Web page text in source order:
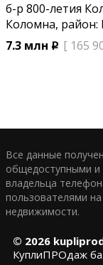
б-р 800-летия
Коломна, район:
7.3 млн p [ 165
Все данные
общедоступными и
владельца
пользователями
недвижимости.
© 2026
КуплиПРОдаж